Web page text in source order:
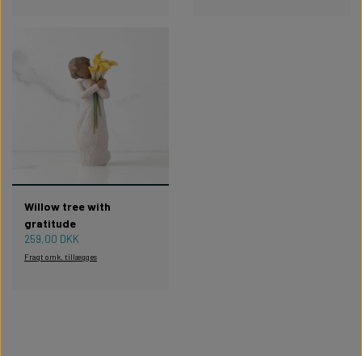
Willow tree with
gratitude
259,00 DKK
Fragt omk. tillægges